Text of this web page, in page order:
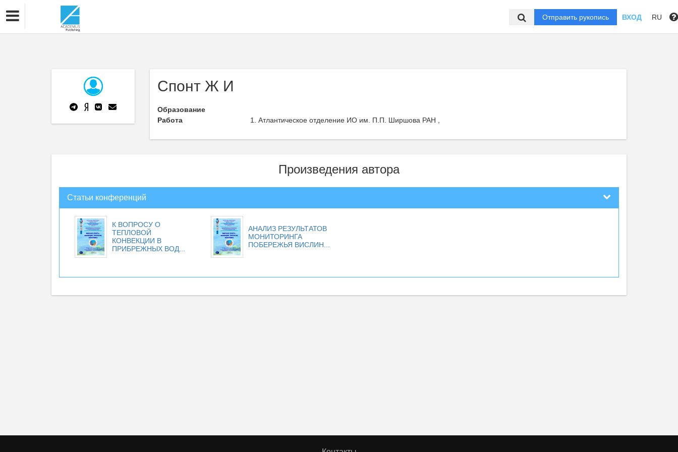
Отправить рукопись ВХОД RU
Спонт Ж И
Образование
Работа
Атлантическое отделение ИО им. П.П. Ширшова РАН ,
Произведения автора
Статьи конференций
К ВОПРОСУ О
ТЕПЛОВОЙ
КОНВЕКЦИИ В
ПРИБРЕЖНЫХ ВОД...
АНАЛИЗ РЕЗУЛЬТАТОВ
МОНИТОРИНГА
ПОБЕРЕЖЬЯ ВИСЛИН...